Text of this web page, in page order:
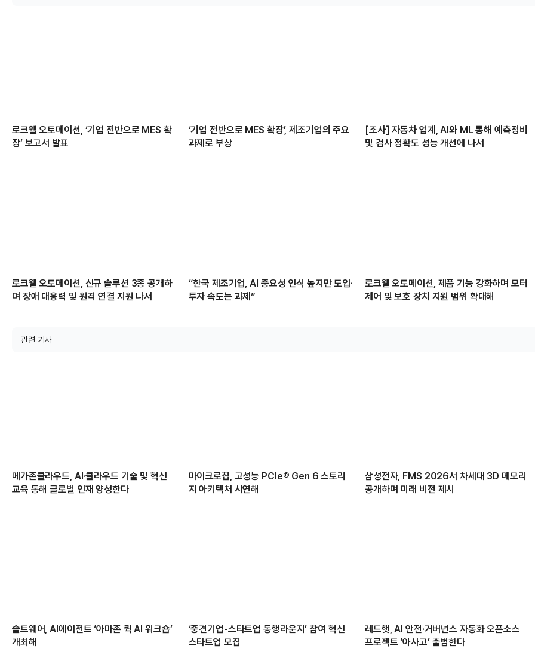
로크웰 오토메이션, ‘기업 전반으로 MES 확
장’ 보고서 발표
‘기업 전반으로 MES 확장’, 제조기업의 주요
과제로 부상
[조사] 자동차 업계, AI와 ML 통해 예측정비
및 검사 정확도 성능 개선에 나서
로크웰 오토메이션, 신규 솔루션 3종 공개하
며 장애 대응력 및 원격 연결 지원 나서
“한국 제조기업, AI 중요성 인식 높지만 도입·
투자 속도는 과제”
로크웰 오토메이션, 제품 기능 강화하며 모터
제어 및 보호 장치 지원 범위 확대해
관련 기사
메가존클라우드, AI·클라우드 기술 및 혁신
교육 통해 글로벌 인재 양성한다
마이크로칩, 고성능 PCIe® Gen 6 스토리
지 아키텍처 시연해
삼성전자, FMS 2026서 차세대 3D 메모리
공개하며 미래 비전 제시
솔트웨어, AI에이전트 ‘아마존 퀵 AI 워크숍’
개최해
‘중견기업-스타트업 동행라운지’ 참여 혁신
스타트업 모집
레드햇, AI 안전·거버넌스 자동화 오픈소스
프로젝트 ‘아사고’ 출범한다